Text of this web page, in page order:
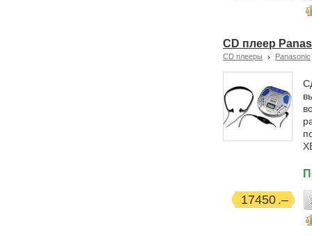
CD плеер
CD плееры Panasonic
17450